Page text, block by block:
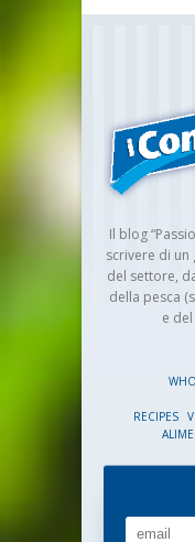
Il blog
scrivere di
del settore,
della pesca
e
RECIPES